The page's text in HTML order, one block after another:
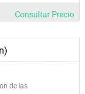
Consultar Precio
de las